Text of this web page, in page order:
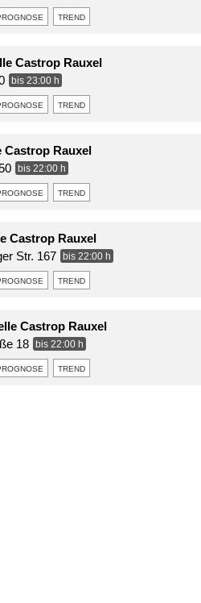
trend
Castrop Rauxel
bis 23:00 h
trend
Castrop Rauxel
bis 22:00 h
trend
Castrop Rauxel
Str. 167
bis 22:00 h
trend
Castrop Rauxel
18
bis 22:00 h
trend